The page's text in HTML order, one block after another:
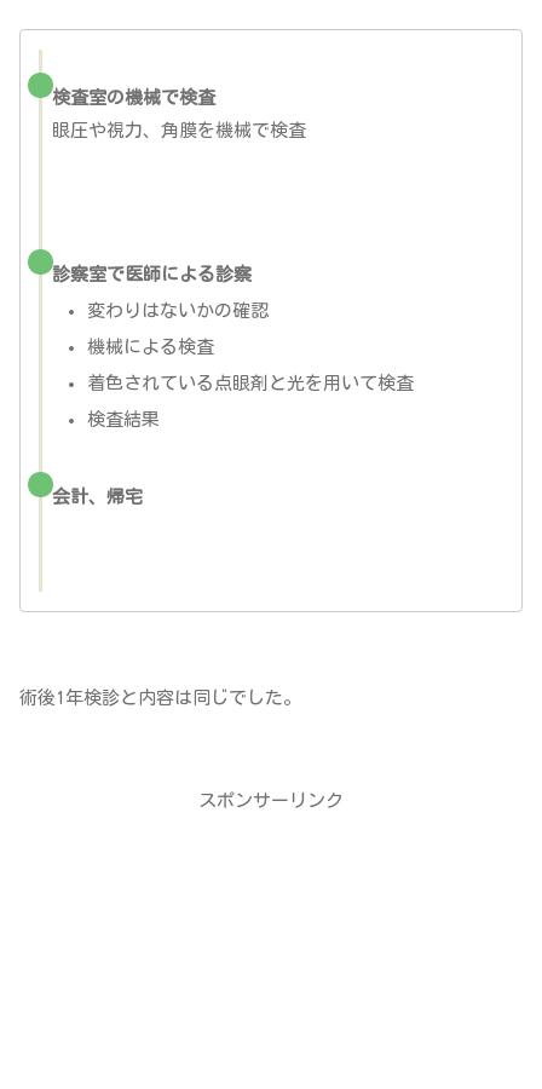
検査室の機械で検査
眼圧や視力、角膜を機械で検査
診察室で医師による診察
変わりはないかの確認
機械による検査
着色されている点眼剤と光を用いて検査
検査結果
会計、帰宅
術後1年検診と内容は同じでした。
スポンサーリンク